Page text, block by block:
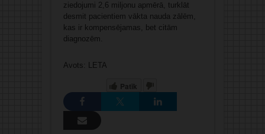
ziedojumi 2,6 miljonu apmērā, turklāt
desmit pacientiem vākta nauda zālēm,
kas ir kompensējamas, bet citām
diagnozēm.
Avots: LETA
Patīk